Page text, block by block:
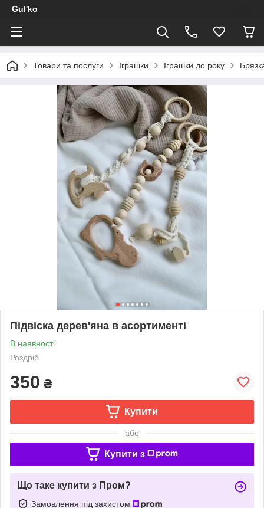
Gul'ko
Товари та послуги Іграшки Іграшки до року
Підвіска дерев'яна в асортименті
В наявності
Роздріб
350 ₴
Купити
або
Купити з
Що таке купити з Пром?
Замовлення під захистом